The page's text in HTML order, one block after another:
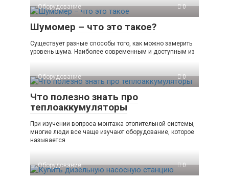
Оборудование 0
Шумомер – что это такое?
Существует разные способы того, как можно замерить
уровень шума. Наиболее современным и доступным из
Оборудование 0
Что полезно знать про
теплоаккумуляторы
При изучении вопроса монтажа отопительной системы,
многие люди все чаще изучают оборудование, которое
называется
Оборудование 0